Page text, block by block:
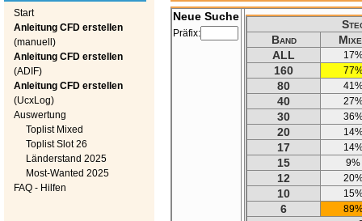
Start
Anleitung CFD erstellen
(manuell)
Anleitung CFD erstellen
(ADIF)
Anleitung CFD erstellen
(UcxLog)
Auswertung
Toplist Mixed
Toplist Slot 26
Länderstand 2025
Most-Wanted 2025
FAQ - Hilfen
Neue Suche
Präfix:
Band
ALL
160
80
40
30
20
17
15 9%
12
10
6